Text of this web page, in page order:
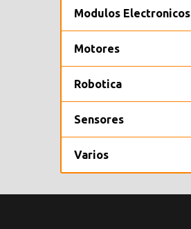
Modulos Electronicos
Motores
Robotica
Sensores
Varios